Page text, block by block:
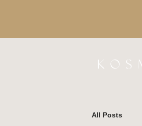
All Posts